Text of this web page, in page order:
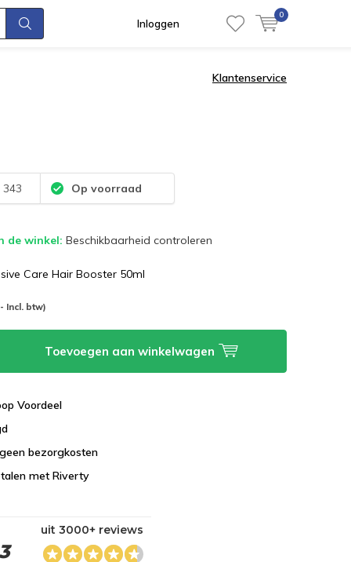
Inloggen
0
Klantenservice
343 Op voorraad
de winkel:Beschikbaarheid controleren
Care Hair Booster 50ml
Incl. btw)
Toevoegen aan winkelwagen
Voordeel
bezorgkosten
met Riverty
uit 3000+ reviews